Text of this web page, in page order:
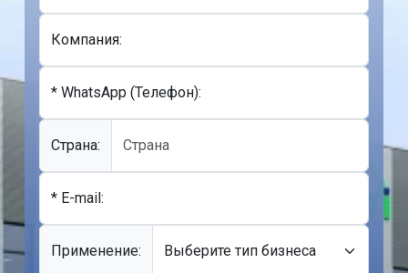
Компания:
* WhatsApp (Телефон):
Cтрана:
* E-mail:
Применение: